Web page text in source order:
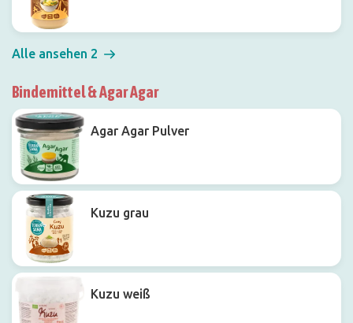
Alle ansehen 2
Bindemittel & Agar Agar
Agar Agar Pulver
Kuzu grau
Kuzu weiß